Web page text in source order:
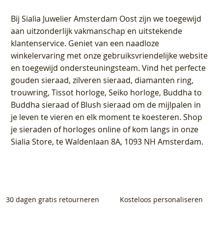
BijSialia Juwelier Amsterdam Oostzijn we toegewijd
aan uitzonderlijk vakmanschap en uitstekende
klantenservice. Geniet van een naadloze
winkelervaring met onze gebruiksvriendelijke website
en toegewijd ondersteuningsteam. Vind het perfecte
gouden sieraad, zilveren sieraad, diamanten ring,
trouwring, Tissot horloge, Seiko horloge, Buddha to
Buddha sieraad of Blush sieraad om de mijlpalen in
je leven te vieren en elk moment te koesteren. Shop
je sieraden of horloges online of kom langs in onze
Sialia Store, te Waldenlaan 8A, 1093 NH Amsterdam.
30 dagen gratis retourneren Kosteloos personaliseren